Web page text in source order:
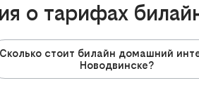
о тарифах
Сколько стоит билайн домашний
Новодвинске?